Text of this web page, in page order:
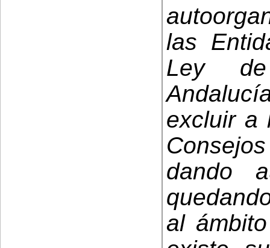
las
Ley
excluir a
dando
al